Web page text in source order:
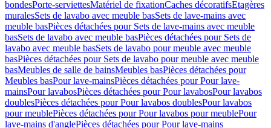
bondesPorte-serviettesMatériel de fixationCaches décoratifsEtagères
muralesSets de lavabo avec meuble basSets de lave-mains avec
meuble basPièces détachées pour Sets de lave-mains avec meuble
basSets de lavabo avec meuble basPièces détachées pour Sets de
lavabo avec meuble basSets de lavabo pour meuble avec meuble
basPièces détachées pour Sets de lavabo pour meuble avec meuble
basMeubles de salle de bainsMeubles basPièces détachées pour
Meubles basPour lave-mainsPièces détachées pour Pour lave-
mainsPour lavabosPièces détachées pour Pour lavabosPour lavabos
doublesPièces détachées pour Pour lavabos doublesPour lavabos
pour meublePièces détachées pour Pour lavabos pour meublePour
lave-mains d'anglePièces détachées pour Pour lave-mains